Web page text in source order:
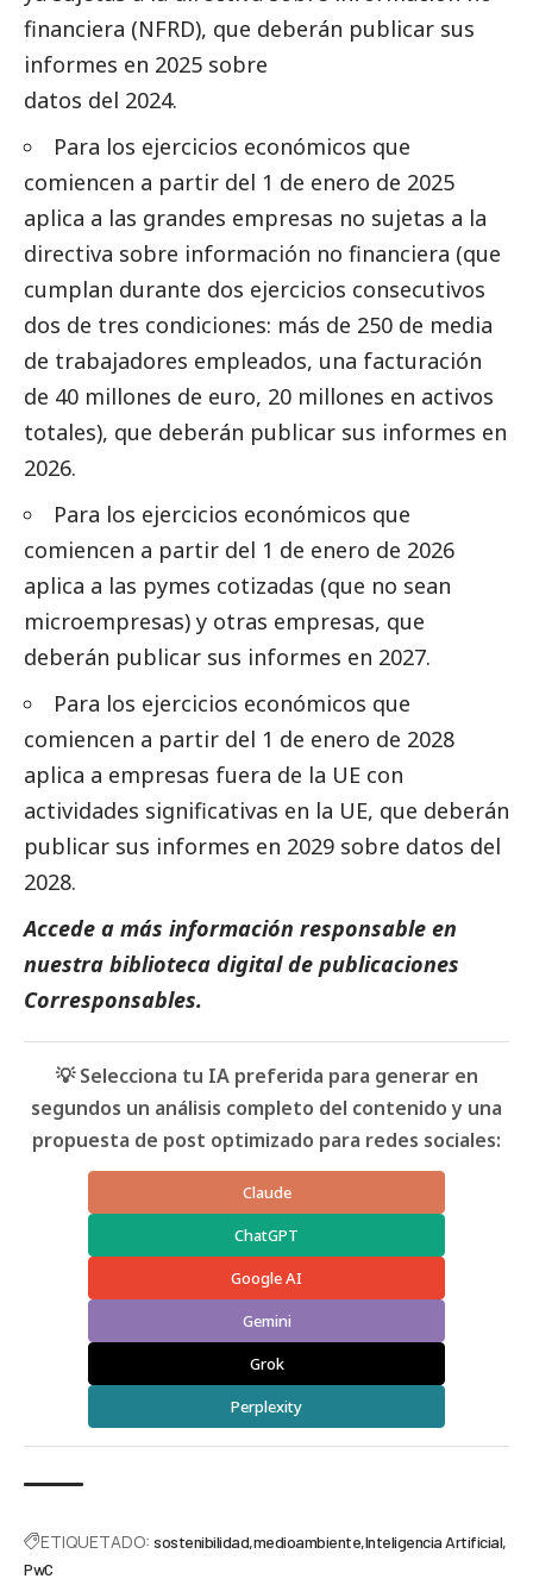
financiera (NFRD), que deberán publicar sus
informes en 2025 sobre
datos del 2024.
Para los ejercicios económicos que
comiencen a partir del 1 de enero de 2025
aplica a las grandes empresas no sujetas a la
directiva sobre información no financiera (que
cumplan durante dos ejercicios consecutivos
dos de tres condiciones: más de 250 de media
de trabajadores empleados, una facturación
de 40 millones de euro, 20 millones en activos
totales), que deberán publicar sus informes en
2026.
Para los ejercicios económicos que
comiencen a partir del 1 de enero de 2026
aplica a las pymes cotizadas (que no sean
microempresas) y otras empresas, que
deberán publicar sus informes en 2027.
Para los ejercicios económicos que
comiencen a partir del 1 de enero de 2028
aplica a empresas fuera de la UE con
actividades significativas en la UE, que deberán
publicar sus informes en 2029 sobre datos del
2028.
Accede a más información responsable en
nuestra biblioteca digital de publicaciones
Corresponsables.
💡 Selecciona tu IA preferida para generar en
segundos un análisis completo del contenido y una
propuesta de post optimizado para redes sociales:
Claude
ChatGPT
Google AI
Gemini
Grok
Perplexity
ETIQUETADO: sostenibilidad medioambiente Inteligencia Artificial
PwC